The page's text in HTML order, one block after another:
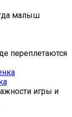
малыш
переплетаются
игры и